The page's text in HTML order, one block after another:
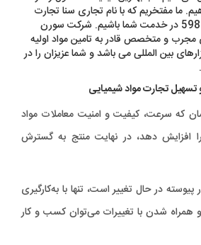
ما مفتخریم که با نام تجاری سنا تجارت
سورن به شماره ثبت 59841 در خدمت شما باشیم. شرکت سورن
مجرب و متخصص قادر به تامین مواد اولیه
بین المللی می باشد و شما عزیزان را در
تسهیل تجارت مواد شیمیایی
که سرعت، کیفیت و امنیت معاملات مواد
افزایش دهد، در نهایت منتج به گسترش
در حال تغییر است، تنها با به‌کارگیری
شدن با تغییرات می‌توان کسب و کار